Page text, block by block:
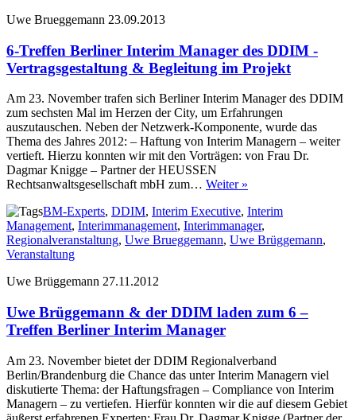
Uwe Brueggemann 23.09.2013
6-Treffen Berliner Interim Manager des DDIM -
Vertragsgestaltung & Begleitung im Projekt
Am 23. November trafen sich Berliner Interim Manager des DDIM
zum sechsten Mal im Herzen der City, um Erfahrungen
auszutauschen. Neben der Netzwerk-Komponente, wurde das
Thema des Jahres 2012: – Haftung von Interim Managern – weiter
vertieft. Hierzu konnten wir mit den Vorträgen: von Frau Dr.
Dagmar Knigge – Partner der HEUSSEN
Rechtsanwaltsgesellschaft mbH zum… Weiter »
BM-Experts, DDIM, Interim Executive, Interim
Management, Interimmanagement, Interimmanager,
Regionalveranstaltung, Uwe Brueggemann, Uwe Brüggemann,
Veranstaltung
Uwe Brüggemann 27.11.2012
Uwe Brüggemann & der DDIM laden zum 6 –
Treffen Berliner Interim Manager
Am 23. November bietet der DDIM Regionalverband
Berlin/Brandenburg die Chance das unter Interim Managern viel
diskutierte Thema: der Haftungsfragen – Compliance von Interim
Managern – zu vertiefen. Hierfür konnten wir die auf diesem Gebiet